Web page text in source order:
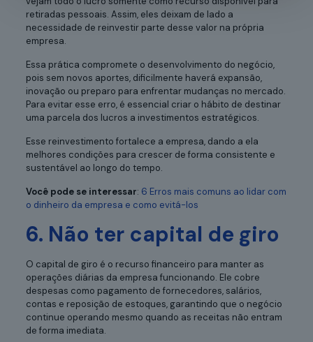
retiradas pessoais. Assim, eles deixam de lado a
necessidade de reinvestir parte desse valor na própria
empresa.
Essa prática compromete o desenvolvimento do negócio,
pois sem novos aportes, dificilmente haverá expansão,
inovação ou preparo para enfrentar mudanças no mercado.
Para evitar esse erro, é essencial criar o hábito de destinar
uma parcela dos lucros a investimentos estratégicos.
Esse reinvestimento fortalece a empresa, dando a ela
melhores condições para crescer de forma consistente e
sustentável ao longo do tempo.
Você pode se interessar: 6 Erros mais comuns ao lidar com
o dinheiro da empresa e como evitá-los
6. Não ter capital de giro
O capital de giro é o recurso financeiro para manter as
operações diárias da empresa funcionando. Ele cobre
despesas como pagamento de fornecedores, salários,
contas e reposição de estoques, garantindo que o negócio
continue operando mesmo quando as receitas não entram
de forma imediata.